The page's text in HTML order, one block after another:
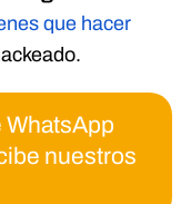
que hacer
WhatsApp
nuestros